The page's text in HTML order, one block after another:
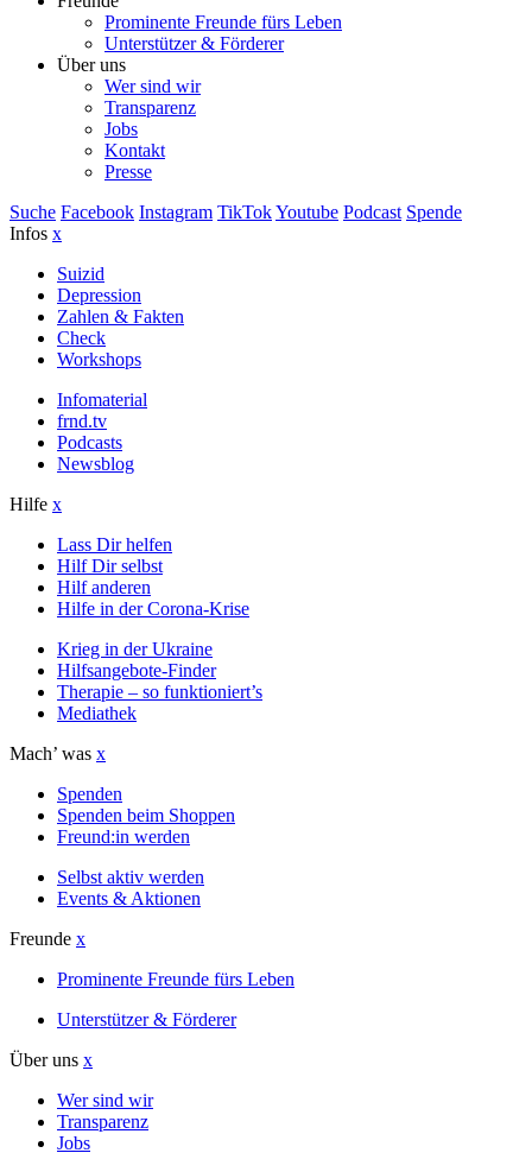
Prominente Freunde fürs Leben
Unterstützer & Förderer
Über uns
Wer sind wir
Transparenz
Jobs
Kontakt
Presse
Suche Facebook Instagram TikTokYoutube Podcast Spende
Infos x
Suizid
Depression
Zahlen & Fakten
Check
Workshops
Infomaterial
frnd.tv
Podcasts
Newsblog
Hilfe x
Lass Dir helfen
Hilf Dir selbst
Hilf anderen
Hilfe in der Corona-Krise
Krieg in der Ukraine
Hilfsangebote-Finder
Therapie – so funktioniert’s
Mediathek
Mach’ was x
Spenden
Spenden beim Shoppen
Freund:in werden
Selbst aktiv werden
Events & Aktionen
Freunde x
Prominente Freunde fürs Leben
Unterstützer & Förderer
Über uns x
Wer sind wir
Transparenz
Jobs